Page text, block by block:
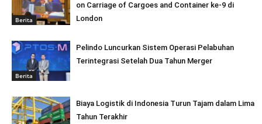
Berita
on Carriage of Cargoes and Container ke-9 di
London
Berita
Pelindo Luncurkan Sistem Operasi Pelabuhan
Terintegrasi Setelah Dua Tahun Merger
Biaya Logistik di Indonesia Turun Tajam dalam Lima
Tahun Terakhir